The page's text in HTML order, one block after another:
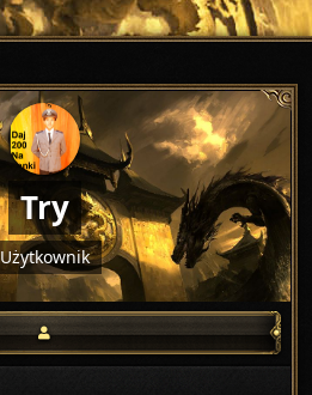
Try
Użytkownik